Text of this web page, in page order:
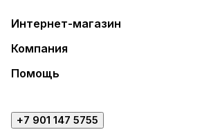
Интернет-магазин
Компания
Помощь
+7 901 147 5755